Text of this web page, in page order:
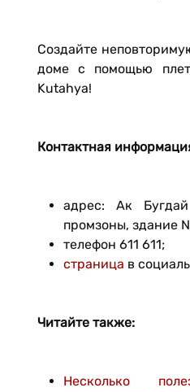
Создайте
доме с помощью
Kutahya!
Контактная
адрес: Ак
промзоны, здание
телефон 611 611;
страница в
Читайте также:
Несколько